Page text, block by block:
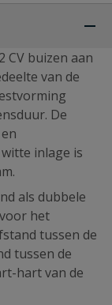
CV buizen aan
van de
De
inlage is
als dubbele
het
tussen de
tussen de
hart van de